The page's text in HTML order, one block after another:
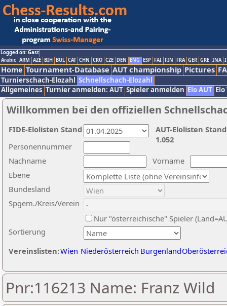
Logged on: Gast
Arabic ARM AZE BIH BUL CAT CHN CRO CZE DEN ENG ESP FAI FIN FRA GER GRE INA
Home Tournament-Database AUT championship Pictures
Turnierschach-Elozahl Schnellschach-Elozahl
Allgemeines Turnier anmelden: AUT Spieler anmelden Elo AUT
Willkommen bei den offiziellen
Nachname
Vorname
Ebene
Sortierung
Personennummer
Bundesland
Spgem./Kreis/Verein
Nur "österreichische" Spieler
Vereinslisten:Wien Niederösterreich Burgenland
AUT-Elolisten
1.052
FIDE-Elolisten Stand
Pnr:116213 Name: Franz Wild